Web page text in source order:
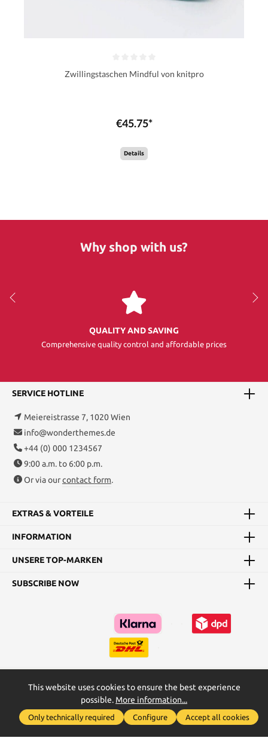
Zwillingstaschen Mindful von knitpro
€45.75*
Details
Why shop with us?
QUALITY AND SAVING
Comprehensive quality control and affordable prices
SERVICE HOTLINE
Meiereistrasse 7, 1020 Wien
info@wonderthemes.de
+44 (0) 000 1234567
9:00 a.m. to 6:00 p.m.
Or via ourcontact form.
EXTRAS & VORTEILE
INFORMATION
UNSERE TOP-MARKEN
SUBSCRIBE NOW
Kataloge Maßtabellen & Grundanleitungen
* All prices incl. VAT plusshipping costsand possible delivery
Show toolbar
This website uses cookies to ensure the best experience
possible. More information...
Only technically required Configure Accept all cookies